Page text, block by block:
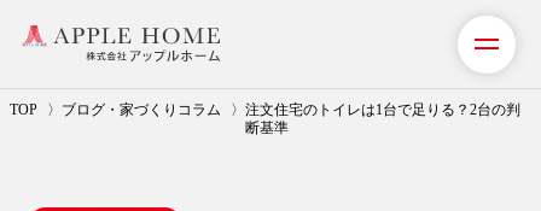
TOP ブログ・家づくりコラム
注文住宅のトイレは1台で足りる？2台の判
断基準